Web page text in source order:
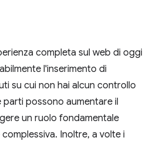
completa sul web di oggi
l'inserimento di
su cui non hai alcun controllo
possono aumentare il
un ruolo fondamentale
Inoltre, a volte i